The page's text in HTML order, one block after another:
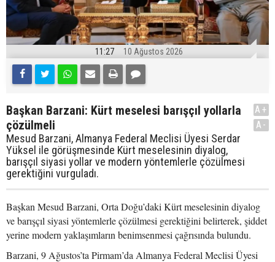
11:27 10 Ağustos 2026
Başkan Barzani: Kürt meselesi barışçıl yollarla
çözülmeli
Mesud Barzani, Almanya Federal Meclisi Üyesi Serdar
Yüksel ile görüşmesinde Kürt meselesinin diyalog,
barışçıl siyasi yollar ve modern yöntemlerle çözülmesi
gerektiğini vurguladı.
A+
A-
Başkan Mesud Barzani, Orta Doğu’daki Kürt meselesinin diyalog
ve barışçıl siyasi yöntemlerle çözülmesi gerektiğini belirterek, şiddet
yerine modern yaklaşımların benimsenmesi çağrısında bulundu.
Barzani, 9 Ağustos’ta Pirmam’da Almanya Federal Meclisi Üyesi